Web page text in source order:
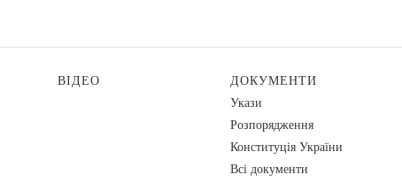
ВІДЕО
ДОКУМЕНТИ
Укази
Розпорядження
Конституція України
Всі документи